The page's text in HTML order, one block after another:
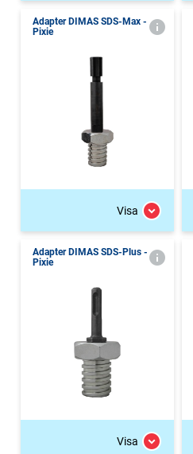
Adapter DIMAS SDS-Max -
Pixie
Visa
Adapter DIMAS SDS-Plus -
Pixie
Visa